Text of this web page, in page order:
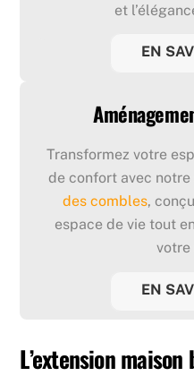
et
EN
Transformez votre
de confort avec notre
des combles,
espace de vie tout
votre
EN
L’extension maison